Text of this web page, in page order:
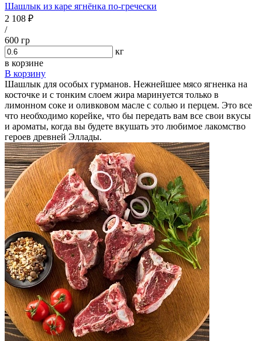
Шашлык из каре ягнёнка по-гречески
2 108 ₽
/
600 гр
кг
в корзине
В корзину
Шашлык для особых гурманов. Нежнейшее мясо ягненка на
косточке и с тонким слоем жира маринуется только в
лимонном соке и оливковом масле с солью и перцем. Это все
что необходимо корейке, что бы передать вам все свои вкусы
и ароматы, когда вы будете вкушать это любимое лакомство
героев древней Эллады.